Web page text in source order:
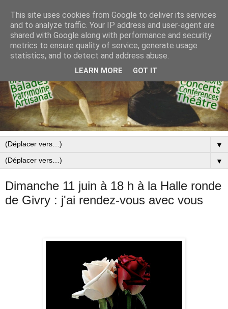
▼
▼
Dimanche 11 juin à 18 h à la Halle ronde
de Givry : j'ai rendez-vous avec vous
This site uses cookies from Google to deliver its services
and to analyze traffic. Your IP address and user-agent are
shared with Google along with performance and security
metrics to ensure quality of service, generate usage
statistics, and to detect and address abuse.
LEARN MORE GOT IT